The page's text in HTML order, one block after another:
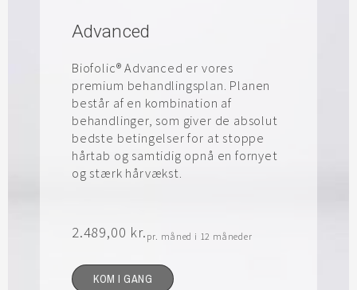
Advanced
Biofolic® Advanced er vores
premium behandlingsplan. Planen
består af en kombination af
behandlinger, som giver de absolut
bedste betingelser for at stoppe
hårtab og samtidig opnå en fornyet
og stærk hårvækst.
2.489,00 kr. pr. måned i 12 måneder
KOM I GANG